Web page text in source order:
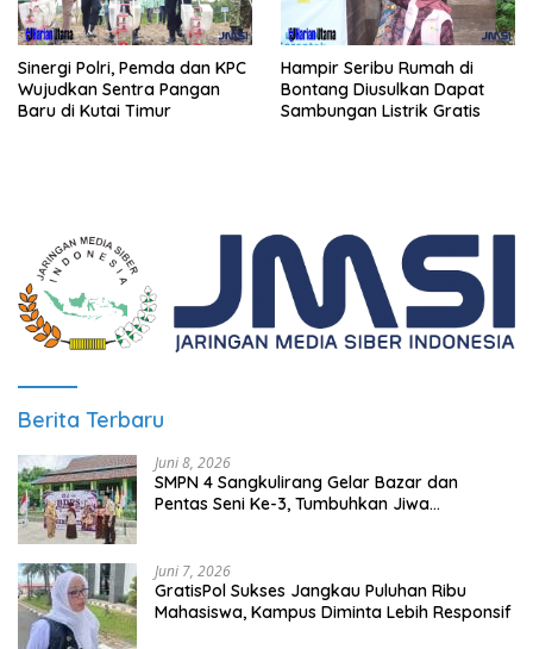
Sinergi Polri, Pemda dan KPC
Wujudkan Sentra Pangan
Baru di Kutai Timur
Hampir Seribu Rumah di
Bontang Diusulkan Dapat
Sambungan Listrik Gratis
Berita Terbaru
Juni 8, 2026
SMPN 4 Sangkulirang Gelar Bazar dan
Pentas Seni Ke-3, Tumbuhkan Jiwa
Juni 7, 2026
GratisPol Sukses Jangkau Puluhan Ribu
Mahasiswa, Kampus Diminta Lebih Responsif